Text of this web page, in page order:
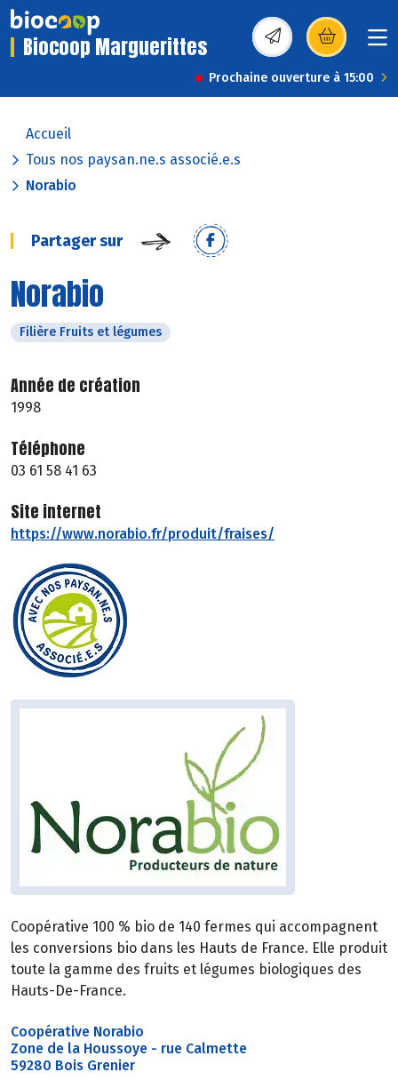
Biocoop Marguerittes (s’ouvre dans une
Prochaine ouverture à 15:00
Accueil
Tous nos paysan.ne.s associé.e.s
Norabio
Partager sur
Norabio
Filière Fruits et légumes
Année de création
1998
Téléphone
03 61 58 41 63
Site internet
https://www.norabio.fr/produit/fraises/
Coopérative 100 % bio de 140 fermes qui accompagnent
les conversions bio dans les Hauts de France. Elle produit
toute la gamme des fruits et légumes biologiques des
Hauts-De-France.
Coopérative Norabio
Zone de la Houssoye - rue Calmette
59280 Bois Grenier